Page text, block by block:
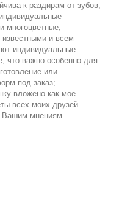
к раздирам от зубов;
многоцветные;
и всем
индивидуальные
что важно особенно для
или
под заказ;
вложено как мое
всех моих друзей
Вашим мнениям.